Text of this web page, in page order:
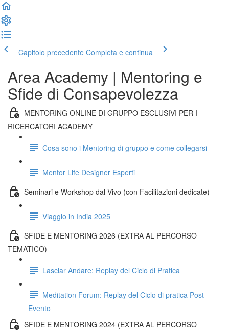
Capitolo precedente Completa e continua
Area Academy | Mentoring e
Sfide di Consapevolezza
MENTORING ONLINE DI GRUPPO ESCLUSIVI PER I
RICERCATORI ACADEMY
Cosa sono i Mentoring di gruppo e come collegarsi
Mentor Life Designer Esperti
Seminari e Workshop dal Vivo (con Facilitazioni dedicate)
Viaggio in India 2025
SFIDE E MENTORING 2026 (EXTRA AL PERCORSO
TEMATICO)
Lasciar Andare: Replay del Ciclo di Pratica
Meditation Forum: Replay del Ciclo di pratica Post
Evento
SFIDE E MENTORING 2024 (EXTRA AL PERCORSO